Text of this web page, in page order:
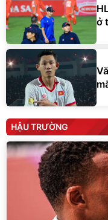
ở
HẬU TRƯỜNG